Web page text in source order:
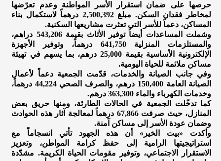
حرصها على ضمان استقرار الأسر المواطنة وعدم تعرّضها
لمخاطر فقدان السكن. مبلغ 2,500,392 درهماً لاستكمال بناء
المساكن، دعماً للأسر التي تعثرت مشاريعها السكنية.
وشملت المساعدات أيضاً توفير الأثاث بقيمة 543,206 دراهم،
والمستلزمات المنزلية 641,750 درهماً، وتوفير الأجهزة
الإلكترونية الأساسية بقيمة 25,000 درهم، بما يسهم في تهيئة
مساكن ملائمة للحياة اليومية.
وفي جانب الصيانة والخدمات، قدّمت الجمعية دعماً لأعمال
الصيانة العامة 150,400 درهم، والصرف الصحي 44,224 درهماً،
وخدمات الكهرباء والماء 363,300 درهم.
كما تدخّلت الجمعية في الحالات الطارئة، ومنها حريق بعض
المنازل، حيث صرفت 67,866 درهماً لمعالجة آثار هذه الحوادث
وضمان عودة الأسر إلى مساكن آمنة.
وأكدت «بيت الخير» أن هذه الجهود تأتي انسجاماً مع
استراتيجيتها الرامية إلى حفظ كرامة المواطن، وتعزيز
الاستقرار الاجتماعي، وتوفير مقومات الحياة الكريمة. مشدّدة